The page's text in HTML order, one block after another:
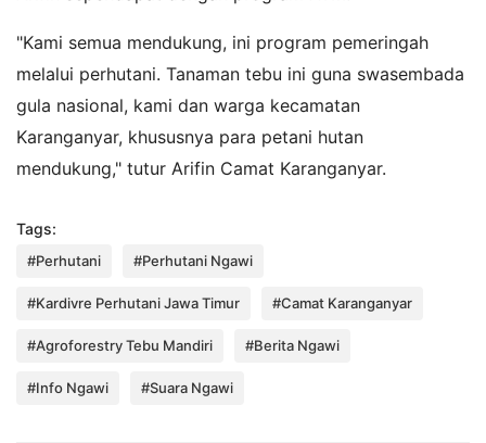
"Kami semua mendukung, ini program pemeringah
melalui perhutani. Tanaman tebu ini guna swasembada
gula nasional, kami dan warga kecamatan
Karanganyar, khususnya para petani hutan
mendukung," tutur Arifin Camat Karanganyar.
Tags:
#Perhutani #Perhutani Ngawi
#Kardivre Perhutani Jawa Timur #Camat Karanganyar
#Agroforestry Tebu Mandiri #Berita Ngawi
#Info Ngawi #Suara Ngawi